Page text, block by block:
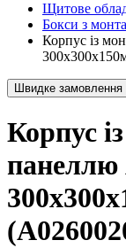
Щитове
Бокси з
Корпус із
Швидке замовлення
Корпус